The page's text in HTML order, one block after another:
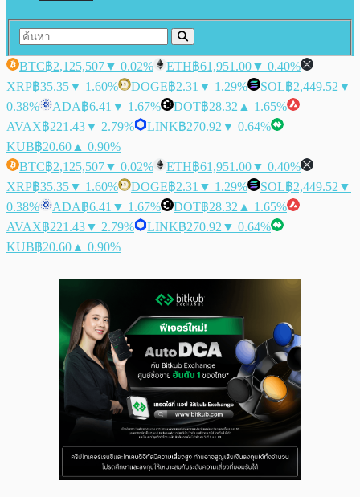
BTC฿2,125,507▼ 0.02% ETH฿61,951.00▼ 0.40%
XRP฿35.35▼ 1.60% DOGE฿2.31 ▼ 1.29% SOL฿2,449.52 ▼
0.38%
ADA฿6.41 ▼ 1.67% DOT฿28.32 ▲ 1.65%
AVAX฿221.43▼ 2.79% LINK฿270.92 ▼ 0.64%
KUB฿20.60 ▲ 0.90%
BTC฿2,125,507▼ 0.02% ETH฿61,951.00▼ 0.40%
XRP฿35.35▼ 1.60% DOGE฿2.31 ▼ 1.29% SOL฿2,449.52 ▼
0.38%
ADA฿6.41 ▼ 1.67% DOT฿28.32 ▲ 1.65%
AVAX฿221.43▼ 2.79% LINK฿270.92 ▼ 0.64%
KUB฿20.60 ▲ 0.90%